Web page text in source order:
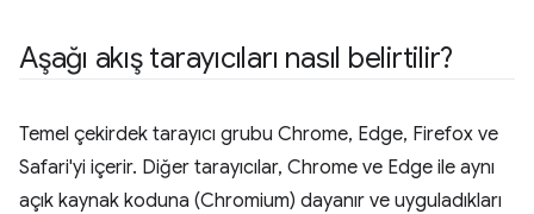
Aşağı akış tarayıcıları nasıl belirtilir?
Temel çekirdek tarayıcı grubu Chrome, Edge, Firefox ve
Safari'yi içerir. Diğer tarayıcılar, Chrome ve Edge ile aynı
açık kaynak koduna (Chromium) dayanır ve uyguladıkları